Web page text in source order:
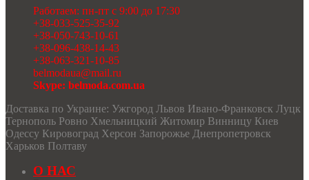
Работаем: пн-пт с 9:00 до 17:30
+38-033-525-35-92
+38-050-743-10-61
+38-096-438-14-43
+38-063-321-10-85
belmodaua@mail.ru
Skype: belmoda.com.ua
Доставка по Украине: Ужгород Львов Ивано-Франковск Луцк
Тернополь Ровно Хмельницкий Житомир Винницу Киев
Одессу Кировоград Херсон Запорожье Днепропетровск
Харьков Полтаву
О НАС